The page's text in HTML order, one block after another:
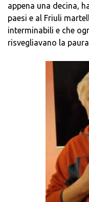
appena una decina,
paesi e al Friuli
interminabili e che
risvegliavano la